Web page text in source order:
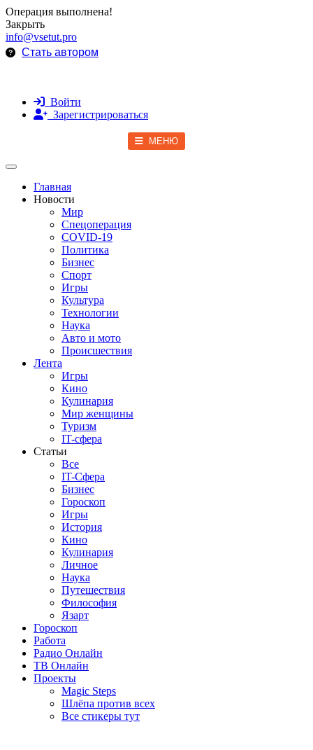
Операция выполнена!
Закрыть
info@vsetut.pro
Стать автором
Войти
Зарегистрироваться
МЕНЮ
Toggle navigation
Главная
Новости
Мир
Спецоперация
COVID-19
Политика
Бизнес
Спорт
Игры
Культура
Технологии
Наука
Авто и мото
Происшествия
Лента
Игры
Кино
Кулинария
Мир женщины
Туризм
IT-сфера
Статьи
Все
IT-Сфера
Бизнес
Гороскоп
Игры
История
Кино
Кулинария
Личное
Наука
Путешествия
Философия
Язарт
Гороскоп
Работа
Радио Онлайн
ТВ Онлайн
Проекты
Magic Steps
Шлёпа против всех
Все стикеры тут